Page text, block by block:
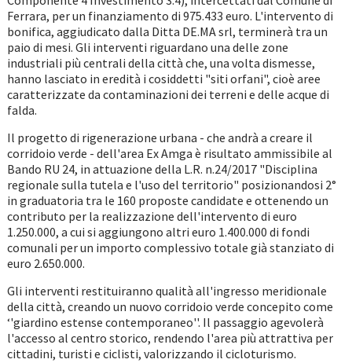
Ferrara, per un finanziamento di 975.433 euro. L'intervento di
bonifica, aggiudicato dalla Ditta DE.MA srl, terminerà tra un
paio di mesi. Gli interventi riguardano una delle zone
industriali più centrali della città che, una volta dismesse,
hanno lasciato in eredità i cosiddetti "siti orfani", cioè aree
caratterizzate da contaminazioni dei terreni e delle acque di
falda.
Il progetto di rigenerazione urbana - che andrà a creare il
corridoio verde - dell'area Ex Amga è risultato ammissibile al
Bando RU 24, in attuazione della L.R. n.24/2017 "Disciplina
regionale sulla tutela e l'uso del territorio" posizionandosi 2°
in graduatoria tra le 160 proposte candidate e ottenendo un
contributo per la realizzazione dell'intervento di euro
1.250.000, a cui si aggiungono altri euro 1.400.000 di fondi
comunali per un importo complessivo totale già stanziato di
euro 2.650.000.
Gli interventi restituiranno qualità all'ingresso meridionale
della città, creando un nuovo corridoio verde concepito come
‘'giardino estense contemporaneo''. Il passaggio agevolerà
l'accesso al centro storico, rendendo l'area più attrattiva per
cittadini, turisti e ciclisti, valorizzando il cicloturismo.